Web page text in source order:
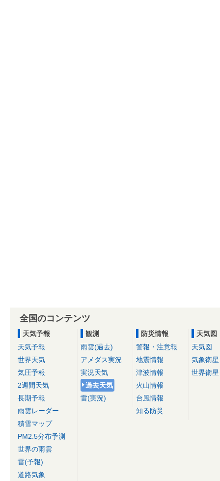
全国のコンテンツ
天気予報
天気予報
世界天気
気圧予報
2週間天気
長期予報
雨雲レーダー
積雪マップ
PM2.5分布予測
世界の雨雲
雷(予報)
道路気象
観測
雨雲(過去)
アメダス実況
実況天気
過去天気
雷(実況)
防災情報
警報・注意報
地震情報
津波情報
火山情報
台風情報
知る防災
天気図
天気図
気象衛星
世界衛星